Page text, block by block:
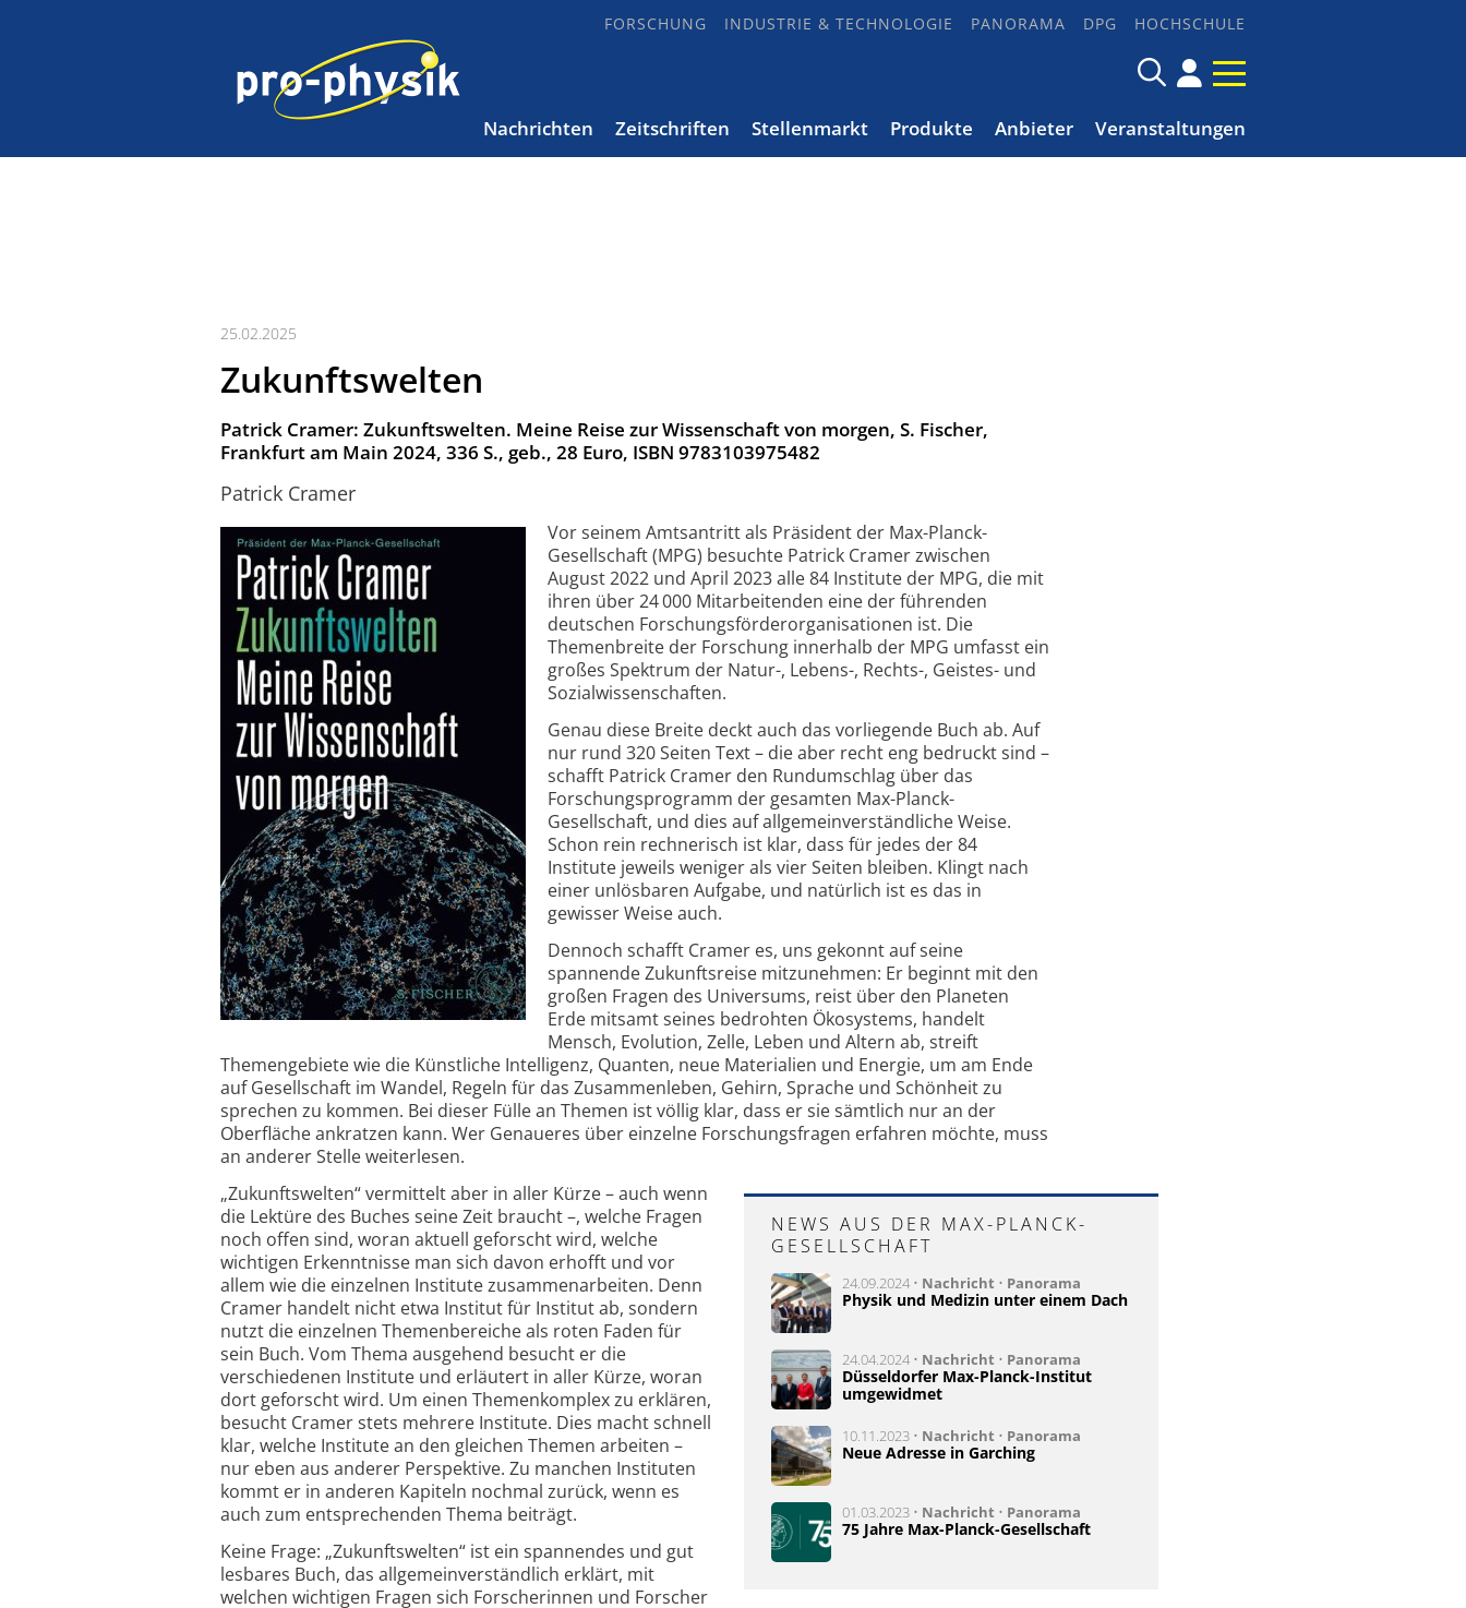
FORSCHUNG INDUSTRIE & TECHNOLOGIE PANORAMA DPG HOCHSCHULE
Nachrichten Zeitschriften Stellenmarkt Produkte Anbieter Veranstaltungen
25.02.2025
Zukunfts­welten
Patrick Cramer: Zukunfts­welten. Meine Reise zur Wissenschaft von morgen, S. Fischer,
Frankfurt am Main 2024, 336 S., geb., 28 Euro, ISBN 9783103975482
Patrick Cramer
Vor seinem Amtsantritt als Präsident der Max-Planck-
Gesellschaft (MPG) besuchte Patrick Cramer zwischen
August 2022 und April 2023 alle 84 Institute der MPG, die mit
ihren über 24 000 Mitarbeitenden eine der führenden
deutschen Forschungsförderorganisationen ist. Die
Themenbreite der Forschung innerhalb der MPG umfasst ein
großes Spektrum der ­Natur-, Lebens-, Rechts-, Geistes- und
Sozialwissenschaften.
Genau diese Breite deckt auch das vorliegende Buch ab. Auf
nur rund 320 Seiten Text – die aber recht eng bedruckt sind –
schafft Patrick Cramer den Rundumschlag über das
Forschungsprogramm der gesamten Max-Planck-
Gesellschaft, und dies auf allgemeinverständliche Weise.
Schon rein rechnerisch ist klar, dass für jedes der 84
Institute jeweils weniger als vier Seiten bleiben. Klingt nach
einer unlösbaren Aufgabe, und natürlich ist es das in
gewisser Weise auch.
Dennoch schafft Cramer es, uns gekonnt auf seine
spannende Zukunftsreise mitzunehmen: Er beginnt mit den
großen Fragen des Universums, reist über den Planeten
Erde mitsamt seines bedrohten Ökosystems, handelt
Mensch, Evolution, Zelle, Leben und Altern ab, streift
Themengebiete wie die Künstliche Intelligenz, Quanten, neue Materialien und Energie, um am Ende
auf Gesellschaft im Wandel, Regeln für das Zusammenleben, Gehirn, Sprache und Schönheit zu
sprechen zu kommen. Bei dieser Fülle an Themen ist völlig klar, dass er sie sämtlich nur an der
Oberfläche ankratzen kann. Wer Genaueres über einzelne Forschungsfragen erfahren möchte, muss
an anderer Stelle weiterlesen.
NEWS AUS DER MAX-PLANCK-
GESELLSCHAFT
24.09.2024 • Nachricht • Panorama
Physik und Medizin unter einem Dach
24.04.2024 • Nachricht • Panorama
Düsseldorfer Max-Planck-Institut
umgewidmet
10.11.2023 • Nachricht • Panorama
Neue Adresse in Garching
01.03.2023 • Nachricht • Panorama
75 Jahre Max-Planck-Gesellschaft
„Zukunftswelten“ vermittelt aber in aller Kürze – auch wenn
die Lektüre des Buches seine Zeit braucht –, welche Fragen
noch offen sind, woran aktuell geforscht wird, welche
wichtigen Erkenntnisse man sich davon erhofft und vor
allem wie die einzelnen Institute zusammenarbeiten. Denn
Cramer handelt nicht etwa Institut für Institut ab, sondern
nutzt die einzelnen Themenbereiche als roten Faden für
sein Buch. Vom Thema ausgehend besucht er die
verschiedenen Institute und erläutert in aller Kürze, woran
dort geforscht wird. Um einen Themenkomplex zu erklären,
besucht Cramer stets mehrere Institute. Dies macht schnell
klar, welche Institute an den gleichen Themen arbeiten –
nur eben aus anderer Perspektive. Zu manchen Instituten
kommt er in anderen Kapiteln nochmal zurück, wenn es
auch zum entsprechenden Thema beiträgt.
Keine Frage: „Zukunftswelten“ ist ein spannendes und gut
lesbares Buch, das allgemeinverständlich erklärt, mit
welchen wichtigen Fragen sich Forscherinnen und Forscher